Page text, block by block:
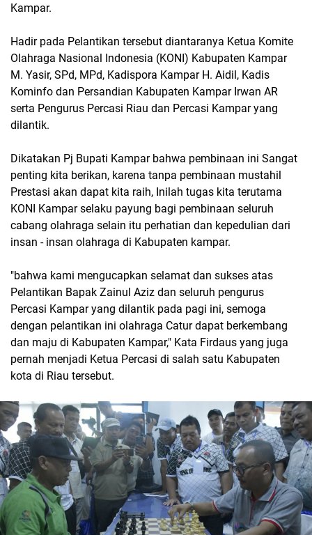
Kampar.
Hadir pada Pelantikan tersebut diantaranya Ketua Komite
Olahraga Nasional Indonesia (KONI) Kabupaten Kampar
M. Yasir, SPd, MPd, Kadispora Kampar H. Aidil, Kadis
Kominfo dan Persandian Kabupaten Kampar Irwan AR
serta Pengurus Percasi Riau dan Percasi Kampar yang
dilantik.
Dikatakan Pj Bupati Kampar bahwa pembinaan ini Sangat
penting kita berikan, karena tanpa pembinaan mustahil
Prestasi akan dapat kita raih, Inilah tugas kita terutama
KONI Kampar selaku payung bagi pembinaan seluruh
cabang olahraga selain itu perhatian dan kepedulian dari
insan - insan olahraga di Kabupaten kampar.
"bahwa kami mengucapkan selamat dan sukses atas
Pelantikan Bapak Zainul Aziz dan seluruh pengurus
Percasi Kampar yang dilantik pada pagi ini, semoga
dengan pelantikan ini olahraga Catur dapat berkembang
dan maju di Kabupaten Kampar," Kata Firdaus yang juga
pernah menjadi Ketua Percasi di salah satu Kabupaten
kota di Riau tersebut.